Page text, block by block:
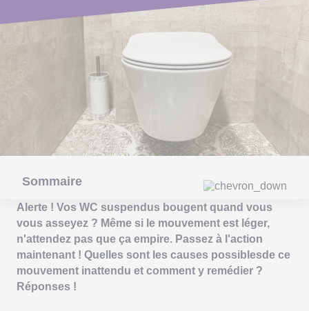
Sommaire
Alerte ! Vos WC suspendus bougent quand vous
vous asseyez ? Même si le mouvement est léger,
n'attendez pas que ça empire. Passez à l'action
maintenant ! Quelles sont les causes possiblesde ce
mouvement inattendu et comment y remédier ?
Réponses !